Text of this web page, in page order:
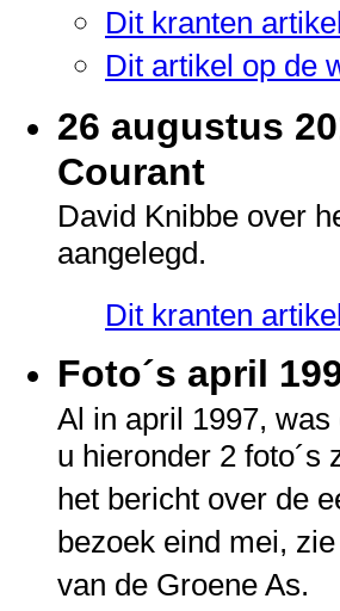
Dit kranten
Dit artikel op de
26 augustus
Courant
David Knibbe over
aangelegd.
Dit kranten
Foto´s april
Al in april 1997,
u hieronder 2 foto´s
het bericht over de
bezoek eind mei,
van de Groene As.